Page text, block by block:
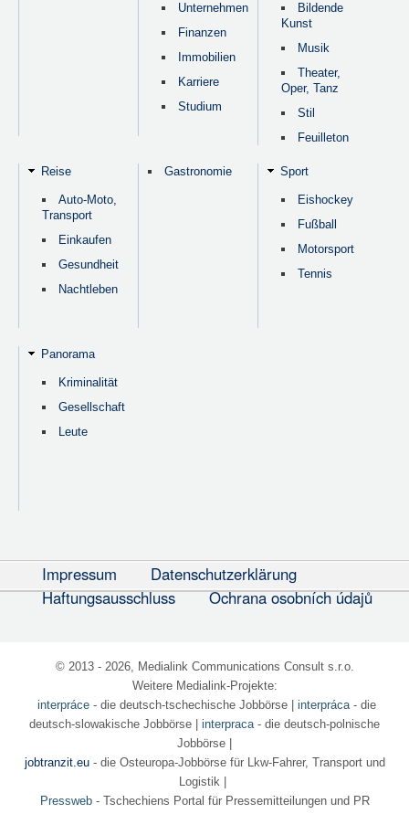
Unternehmen
Finanzen
Immobilien
Karriere
Studium
Bildende
Kunst
Musik
Theater,
Oper, Tanz
Stil
Feuilleton
Reise
Auto-Moto,
Transport
Einkaufen
Gesundheit
Nachtleben
Gastronomie Sport
Eishockey
Fußball
Motorsport
Tennis
Panorama
Kriminalität
Gesellschaft
Leute
Impressum
Datenschutzerklärung
Haftungsausschluss
Ochrana osobních údajů
© 2013 - 2026, Medialink Communications Consult s.r.o.
Weitere Medialink-Projekte:
interpráce- die deutsch-tschechische Jobbörse| interpráca- die
deutsch-slowakische Jobbörse | interpraca- die deutsch-polnische
Jobbörse |
jobtranzit.eu- die Osteuropa-Jobbörse für Lkw-Fahrer, Transport und
Logistik |
Pressweb- Tschechiens Portal für Pressemitteilungen und PR